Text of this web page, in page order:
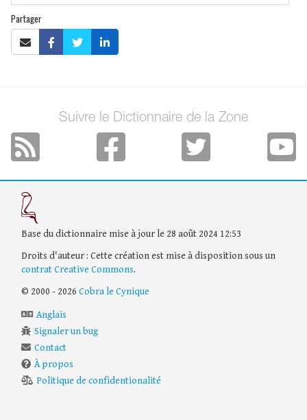
Partager
Suivre le Dictionnaire de la Zone
Base du dictionnaire mise à jour le 28 août 2024 12:53
Droits d'auteur : Cette création est mise à disposition sous un
contrat Creative Commons.
© 2000 - 2026 Cobra le Cynique
Anglais
Signaler un bug
Contact
À propos
Politique de confidentionalité